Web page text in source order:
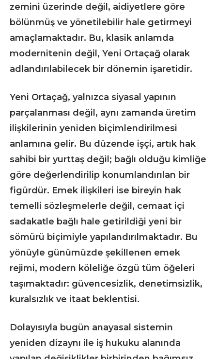
zemini üzerinde değil, aidiyetlere göre
bölünmüş ve yönetilebilir hale getirmeyi
amaçlamaktadır. Bu, klasik anlamda
modernitenin değil, Yeni Ortaçağ olarak
adlandırılabilecek bir dönemin işaretidir.
Yeni Ortaçağ, yalnızca siyasal yapının
parçalanması değil, aynı zamanda üretim
ilişkilerinin yeniden biçimlendirilmesi
anlamına gelir. Bu düzende işçi, artık hak
sahibi bir yurttaş değil; bağlı olduğu kimliğe
göre değerlendirilip konumlandırılan bir
figürdür. Emek ilişkileri ise bireyin hak
temelli sözleşmelerle değil, cemaat içi
sadakatle bağlı hale getirildiği yeni bir
sömürü biçimiyle yapılandırılmaktadır. Bu
yönüyle günümüzde şekillenen emek
rejimi, modern köleliğe özgü tüm öğeleri
taşımaktadır: güvencesizlik, denetimsizlik,
kuralsızlık ve itaat beklentisi.
Dolayısıyla bugün anayasal sistemin
yeniden dizaynı ile iş hukuku alanında